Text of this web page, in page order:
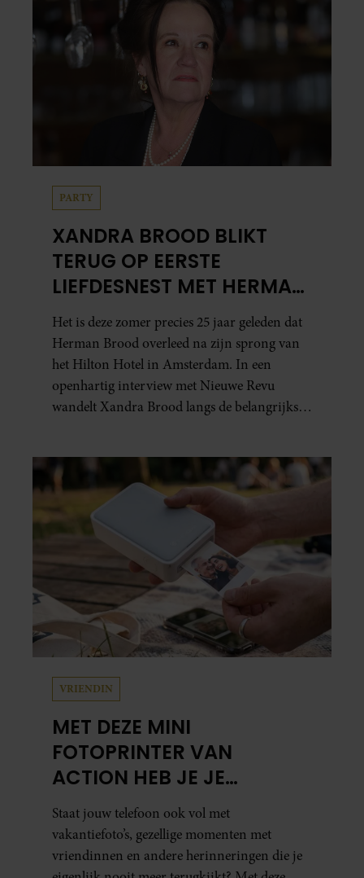
PARTY
XANDRA BROOD BLIKT
TERUG OP EERSTE
LIEFDESNEST MET HERMAN
BROOD: “HIER IS LOLA
GEBOREN”
Het is deze zomer precies 25 jaar geleden dat
Herman Brood overleed na zijn sprong van
het Hilton Hotel in Amsterdam. In een
openhartig interview met Nieuwe Revu
wandelt Xandra Brood langs de belangrijkste
Leidsedwarsstraat roept een stortvloed aan
herinneringen op. Daar begon hun leven
samen en werd dochter Lola geboren.
VRIENDIN
MET DEZE MINI
FOTOPRINTER VAN
ACTION HEB JE JE
FAVORIETE FOTO’S BINNEN
ÉÉN MINUUT IN HANDEN
Staat jouw telefoon ook vol met
vakantiefoto’s, gezellige momenten met
vriendinnen en andere herinneringen die je